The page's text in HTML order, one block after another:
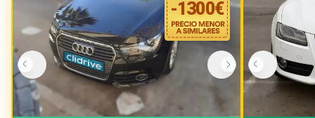
-1300€